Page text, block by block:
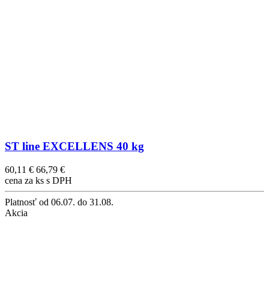
ST line EXCELLENS 40 kg
60,11 € 66,79 €
cena za ks s DPH
Platnosť od 06.07. do 31.08.
Akcia